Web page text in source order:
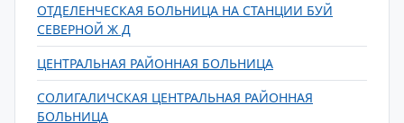
ОТДЕЛЕНЧЕСКАЯ БОЛЬНИЦА НА СТАНЦИИ БУЙ
СЕВЕРНОЙ Ж Д
ЦЕНТРАЛЬНАЯ РАЙОННАЯ БОЛЬНИЦА
СОЛИГАЛИЧСКАЯ ЦЕНТРАЛЬНАЯ РАЙОННАЯ
БОЛЬНИЦА